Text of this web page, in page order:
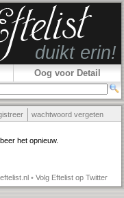
Oog voor Detail
wachtwoord vergeten
het opnieuw.
• Volg Eftelist op Twitter